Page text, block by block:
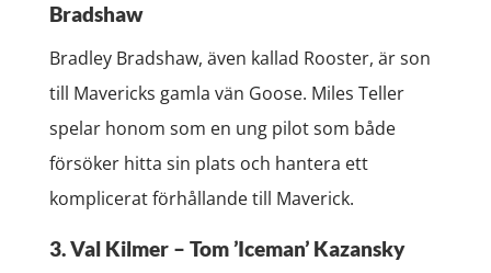
Bradshaw
Bradley Bradshaw, även kallad Rooster, är son
till Mavericks gamla vän Goose. Miles Teller
spelar honom som en ung pilot som både
försöker hitta sin plats och hantera ett
komplicerat förhållande till Maverick.
3. Val Kilmer – Tom ’Iceman’ Kazansky